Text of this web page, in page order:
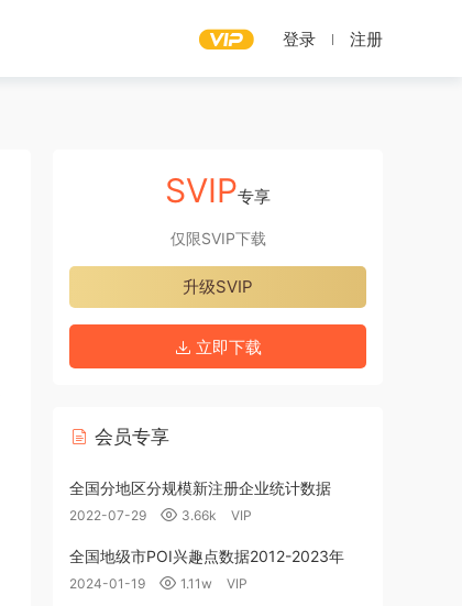
登录 注册
SVIP专享
仅限SVIP下载
升级SVIP
立即下载
会员专享
全国分地区分规模新注册企业统计数据
2022-07-29 3.66k VIP
全国地级市POI兴趣点数据2012-2023年
2024-01-19 1.11w VIP